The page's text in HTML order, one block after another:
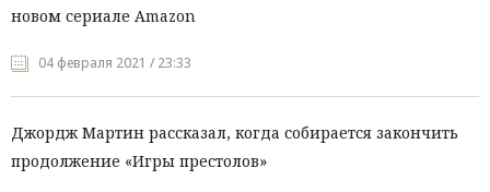
новом сериале Amazon
04 февраля 2021 / 23:33
Джордж Мартин рассказал, когда собирается закончить
продолжение «Игры престолов»